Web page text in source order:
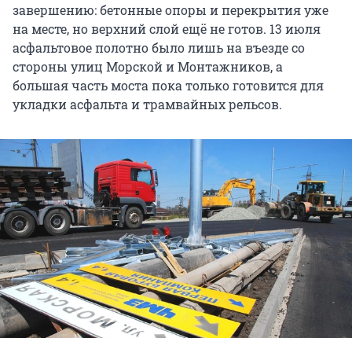
завершению: бетонные опоры и перекрытия уже
на месте, но верхний слой ещё не готов. 13 июля
асфальтовое полотно было лишь на въезде со
стороны улиц Морской и Монтажников, а
большая часть моста пока только готовится для
укладки асфальта и трамвайных рельсов.